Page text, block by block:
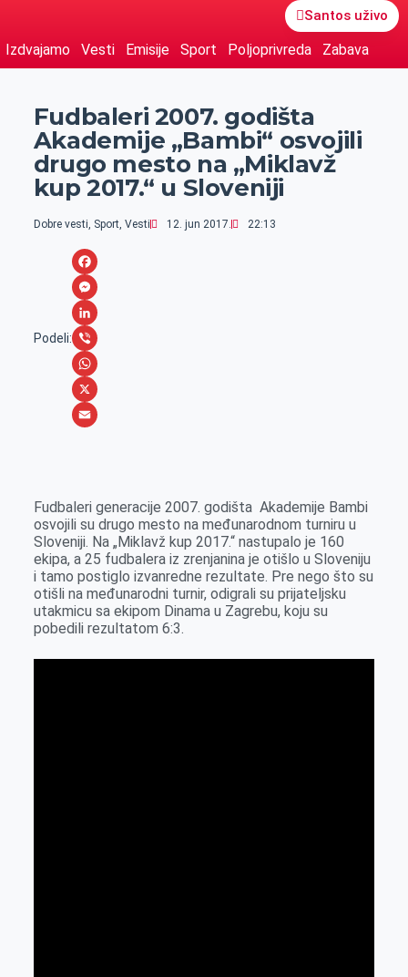
Santos uživo
Izdvajamo Vesti Emisije Sport Poljoprivreda Zabava
Fudbaleri 2007. godišta
Akademije „Bambi“ osvojili
drugo mesto na „Miklavž
kup 2017.“ u Sloveniji
Dobre vesti, Sport, Vesti 12. jun 2017. 22:13
Podeli:
F
a
c
e
b
o
M
e
s
s
e
r
L
i
n
k
n
V
i
b
W
h
A
p
p
X
i
l
Fudbaleri generacije 2007. godišta Akademije Bambi
osvojili su drugo mesto na međunarodnom turniru u
Sloveniji. Na „Miklavž kup 2017.“ nastupalo je 160
ekipa, a 25 fudbalera iz zrenjanina je otišlo u Sloveniju
i tamo postiglo izvanredne rezultate. Pre nego što su
otišli na međunarodni turnir, odigrali su prijateljsku
utakmicu sa ekipom Dinama u Zagrebu, koju su
pobedili rezultatom 6:3.